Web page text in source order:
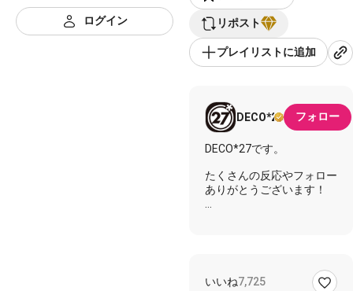
ログイン リポスト
プレイリストに追加
DECO*27 フォロー
DECO*27です。
たくさんの反応やフォロー
ありがとうございます！
奪った？それなんのことか
いいね7,725